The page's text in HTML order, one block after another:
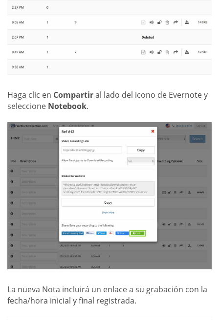
Haga clic en Compartiral lado del icono de Evernote y
seleccione Notebook.
La nueva Nota incluirá un enlace a su grabación con la
fecha/hora inicial y final registrada.